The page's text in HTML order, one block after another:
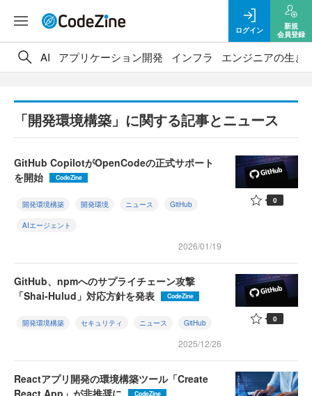
ログイン
新規
会員登録
AI アプリケーション開発 インフラ エンジニアの生き
「開発環境構築」に関する記事とニュース
GitHub CopilotがOpenCodeの正式サポート
を開始
CodeZine
開発環境構築 開発環境 ニュース GitHub
AIエージェント
2026/01/19
0
GitHub、npmへのサプライチェーン攻撃
「Shai-Hulud」対応方針を発表
CodeZine
開発環境構築 セキュリティ ニュース GitHub
2025/12/26
0
Reactアプリ開発の環境構築ツール「Create
React App」が非推奨に
CodeZine